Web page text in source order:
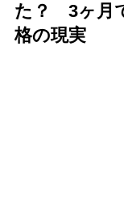
た？ 3ヶ月
格の現実